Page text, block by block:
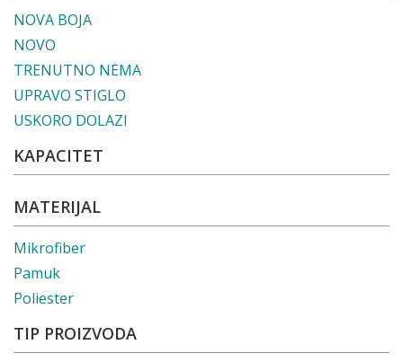
NOVA BOJA
NOVO
TRENUTNO NEMA
UPRAVO STIGLO
USKORO DOLAZI
KAPACITET
MATERIJAL
Mikrofiber
Pamuk
Poliester
TIP PROIZVODA